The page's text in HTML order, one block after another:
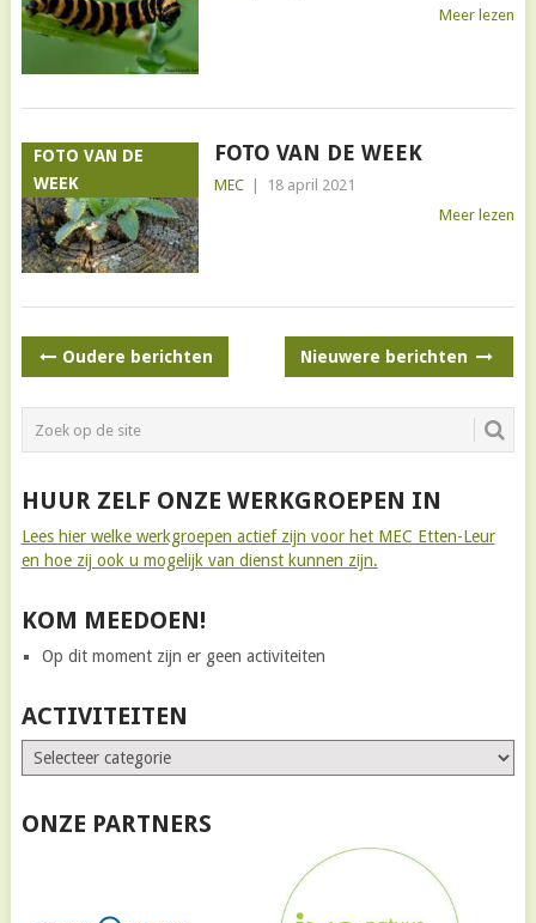
Meer lezen
FOTO VAN DE
WEEK
FOTO VAN DE WEEK
MEC |
18 april 2021
Meer lezen
BERICHTNAVIGATIE
Oudere berichten Nieuwere berichten
HUUR ZELF ONZE WERKGROEPEN IN
Lees hier welke werkgroepen actief zijn voor het MEC Etten-Leur
en hoe zij ook u mogelijk van dienst kunnen zijn.
KOM MEEDOEN!
Op dit moment zijn er geen activiteiten
ACTIVITEITEN
ONZE PARTNERS